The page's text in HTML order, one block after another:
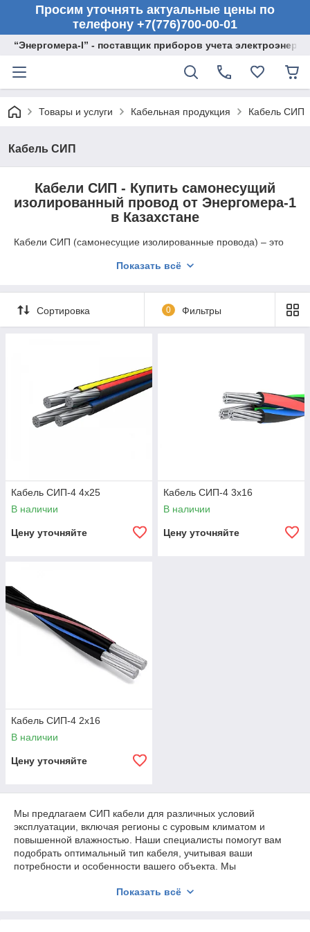
Просим уточнять актуальные цены по
телефону +7(776)700-00-01
“Энергомера-I” - поставщик приборов учета
Товары и услуги Кабельная продукция Кабель СИП
Кабель СИП
Кабели СИП - Купить самонесущий
изолированный провод от Энергомера-1
в Казахстане
Кабели СИП (самонесущие изолированные провода) – это
электропередач. Они широко используются для
других потребителей к электросети. Благодаря своей
конструкции, СИП кабели обладают высокой надежностью,
сечений и модификаций, отвечающих требованиям ГОСТ и
международным стандартам. Наши кабели идеально
подходят для новых линий электропередач, а также для
модернизации существующих сетей.
Показать всё
Сортировка 0 Фильтры
Кабель СИП-4 4х25
В наличии
Цену уточняйте
Кабель СИП-4 3х16
В наличии
Цену уточняйте
Кабель СИП-4 2х16
В наличии
Цену уточняйте
Мы предлагаем СИП кабели для различных условий
эксплуатации, включая регионы с суровым климатом и
повышенной влажностью. Наши специалисты помогут вам
подобрать оптимальный тип кабеля, учитывая ваши
потребности и особенности вашего объекта. Мы
предлагаем конкурентоспособные цены.
Показать всё